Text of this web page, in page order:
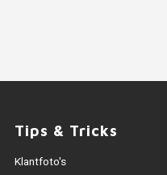
Tips & Tricks
Klantfoto's